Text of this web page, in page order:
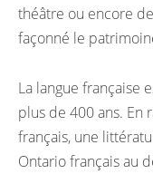
théâtre ou encore
façonné le
La langue française
plus de 400 ans. En
français, une
Ontario français au